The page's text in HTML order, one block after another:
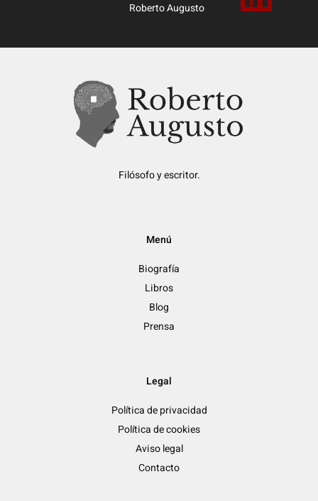
Roberto Augusto
Filósofo y escritor.
Menú
Biografía
Libros
Blog
Prensa
Legal
Política de privacidad
Política de cookies
Aviso legal
Contacto